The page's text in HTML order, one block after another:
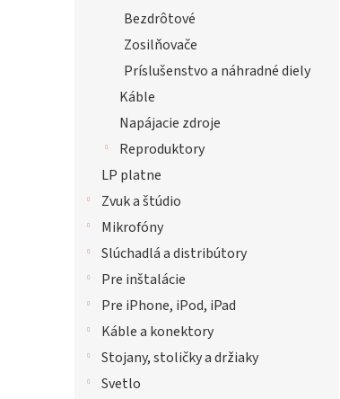
Bezdrôtové
Zosilňovače
Príslušenstvo a náhradné diely
Káble
Napájacie zdroje
Reproduktory
LP platne
Zvuk a štúdio
Mikrofóny
Slúchadlá a distribútory
Pre inštalácie
Pre iPhone, iPod, iPad
Káble a konektory
Stojany, stoličky a držiaky
Svetlo